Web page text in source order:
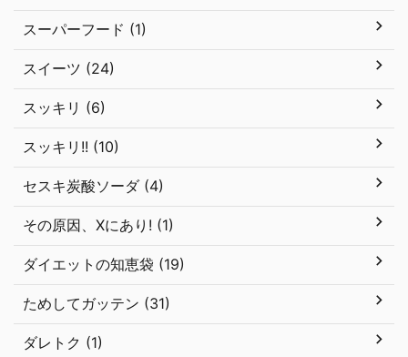
スーパーフード (1)
スイーツ (24)
スッキリ (6)
スッキリ!! (10)
セスキ炭酸ソーダ (4)
その原因、Xにあり! (1)
ダイエットの知恵袋 (19)
ためしてガッテン (31)
ダレトク (1)